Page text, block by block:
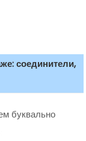
соединители,
буквально